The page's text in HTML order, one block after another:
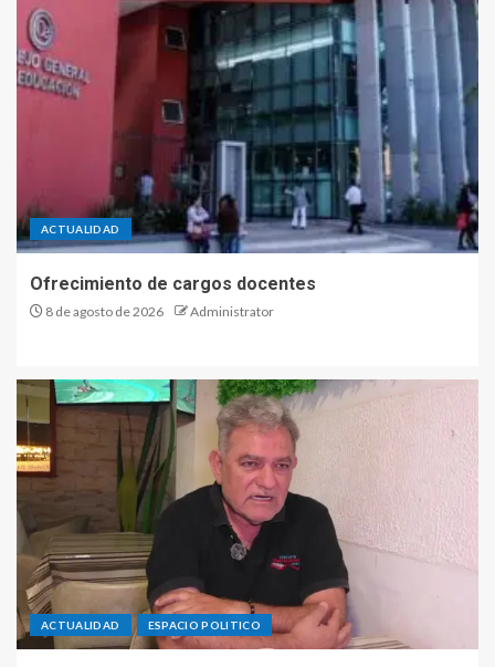
ACTUALIDAD
Ofrecimiento de cargos docentes
8 de agosto de 2026 Administrator
ACTUALIDAD ESPACIO POLITICO